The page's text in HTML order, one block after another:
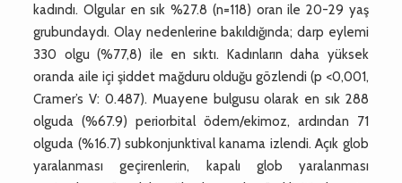
kadındı. Olgular en sık %27.8 (n=118) oran ile 20-29 yaş
grubundaydı. Olay nedenlerine bakıldığında; darp eylemi
330 olgu (%77,8) ile en sıktı. Kadınların daha yüksek
oranda aile içi şiddet mağduru olduğu gözlendi (p <0,001,
Cramer’s V: 0.487). Muayene bulgusu olarak en sık 288
olguda (%67.9) periorbital ödem/ekimoz, ardından 71
olguda (%16.7) subkonjunktival kanama izlendi. Açık glob
yaralanması geçirenlerin, kapalı glob yaralanması